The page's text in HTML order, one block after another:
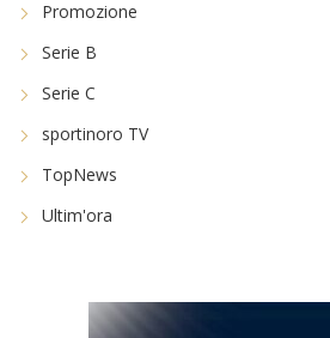
Promozione
Serie B
Serie C
sportinoro TV
TopNews
Ultim'ora